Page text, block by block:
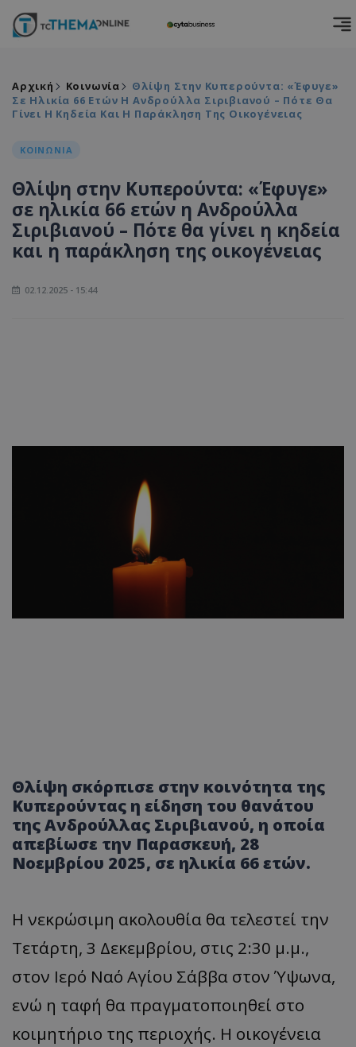
Αρχική Κοινωνία
Θλίψη Στην Κυπερούντα: «Έφυγε»
Σε Ηλικία 66 Ετών Η Ανδρούλλα Σιριβιανού – Πότε Θα
Γίνει Η Κηδεία Και Η Παράκληση Της Οικογένειας
ΚΟΙΝΩΝΙΑ
Θλίψη στην Κυπερούντα: «Έφυγε»
σε ηλικία 66 ετών η Ανδρούλλα
Σιριβιανού – Πότε θα γίνει η κηδεία
και η παράκληση της οικογένειας
02.12.2025 - 15:44
Θλίψη σκόρπισε στην κοινότητα της
Κυπερούντας η είδηση του θανάτου
της Ανδρούλλας Σιριβιανού, η οποία
απεβίωσε την Παρασκευή, 28
Νοεμβρίου 2025, σε ηλικία 66 ετών.
Η νεκρώσιμη ακολουθία θα τελεστεί την
Τετάρτη, 3 Δεκεμβρίου, στις 2:30 μ.μ.,
στον Ιερό Ναό Αγίου Σάββα στον Ύψωνα,
ενώ η ταφή θα πραγματοποιηθεί στο
κοιμητήριο της περιοχής. Η οικογένεια